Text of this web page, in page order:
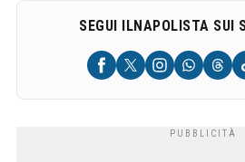
SEGUI ILNAPOLISTA SUI